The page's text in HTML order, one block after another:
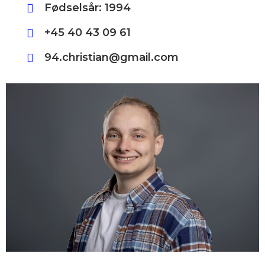
Fødselsår: 1994
+45 40 43 09 61
94.christian@gmail.com